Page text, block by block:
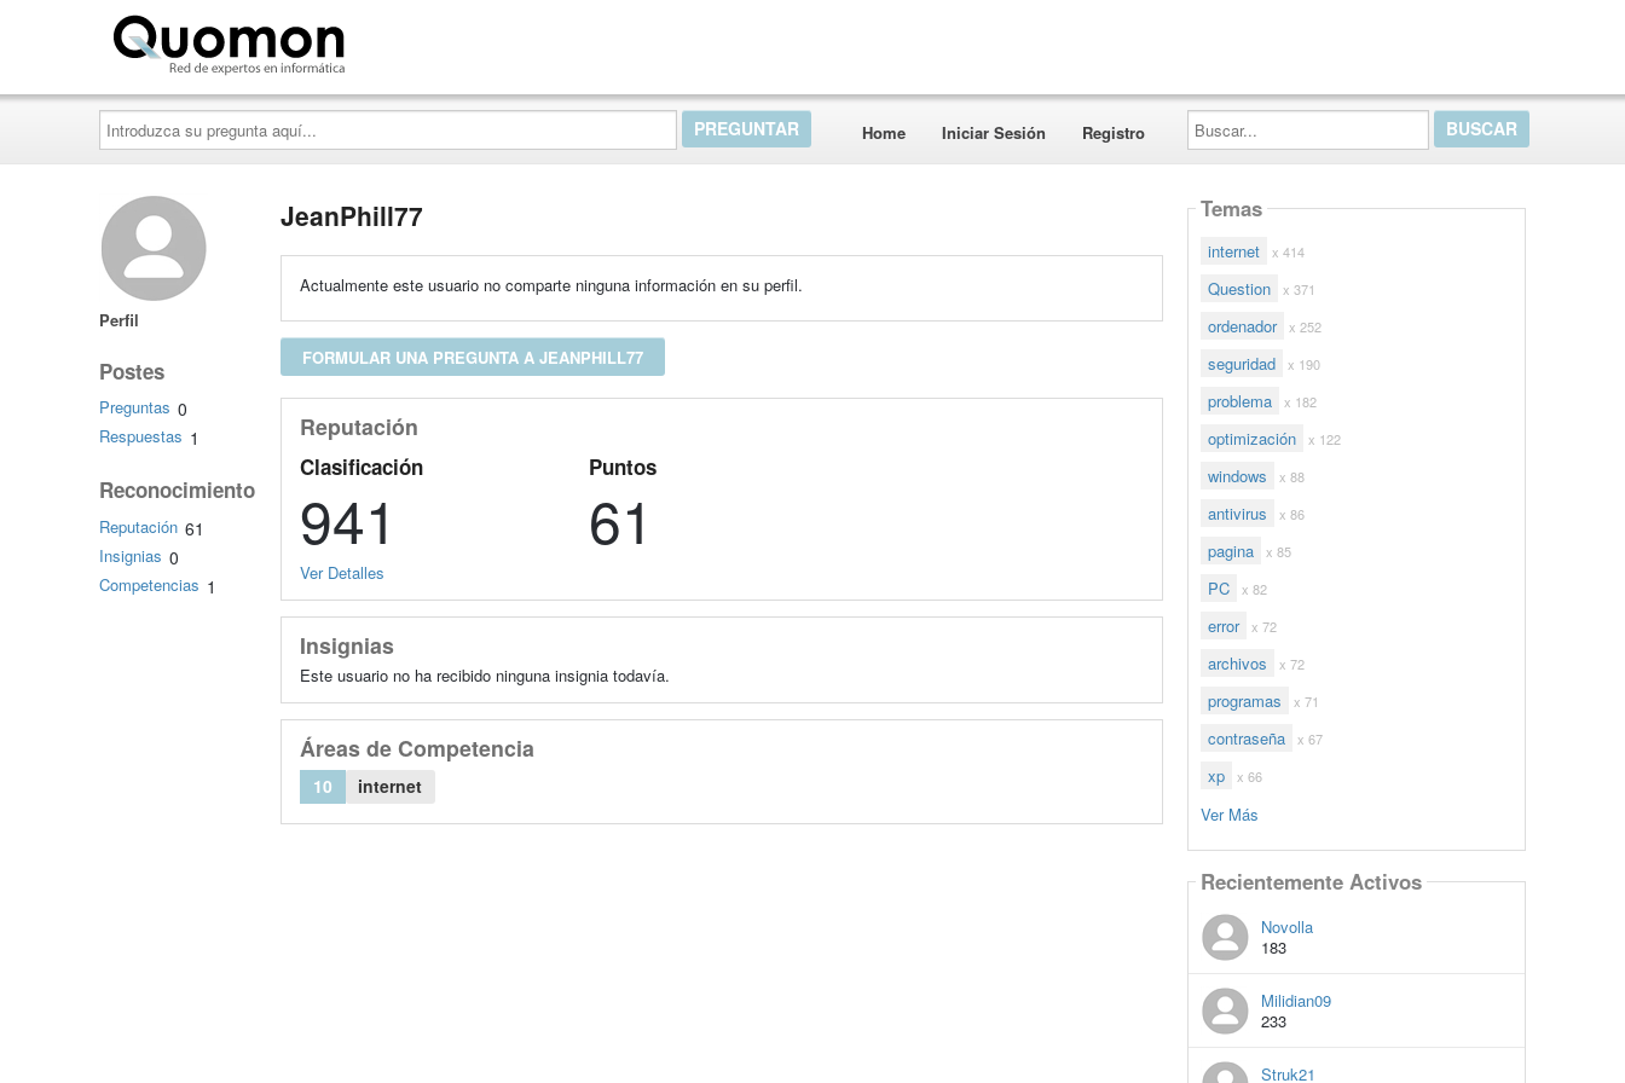
Introduzca
su
pregunta
aquí...
Home Iniciar Sesión Registro
Buscar...
Perfil
Postes
Preguntas 0
Respuestas 1
Reconocimiento
Reputación 61
Insignias 0
Competencias 1
JeanPhill77
Actualmente este usuario no comparte ninguna información en su perfil.
FORMULAR UNA PREGUNTA A JEANPHILL77
Reputación
Clasificación
941
Puntos
61
Ver Detalles
Insignias
Este usuario no ha recibido ninguna insignia todavía.
Áreas de Competencia
10 internet
Temas
internet x 414
Question x 371
ordenador x 252
seguridad x 190
problema x 182
optimización x 122
windows x 88
antivirus x 86
pagina x 85
PC x 82
error x 72
archivos x 72
programas x 71
contraseña x 67
xp x 66
Ver Más
Recientemente Activos
Novolla
183
Milidian09
233
Struk21